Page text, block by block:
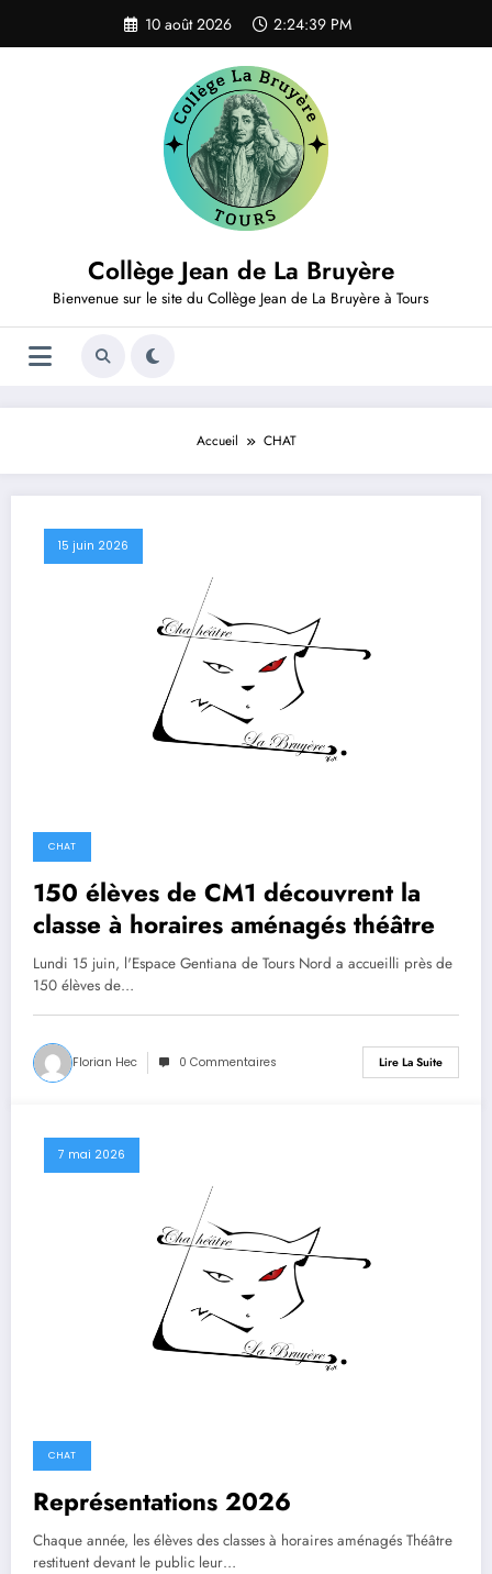
contenu
10 août 2026 2:24:39 PM
Collège Jean de La Bruyère
Bienvenue sur le site du Collège Jean de La Bruyère à Tours
Accueil CHAT
15 juin 2026
CHAT
150 élèves de CM1 découvrent la
classe à horaires aménagés théâtre
Lundi 15 juin, l'Espace Gentiana de Tours Nord a accueilli près de
150 élèves de…
Florian Hec 0 Commentaires Lire La Suite
7 mai 2026
CHAT
Représentations 2026
Chaque année, les élèves des classes à horaires aménagés Théâtre
restituent devant le public leur…